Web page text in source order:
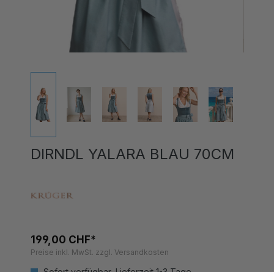
DIRNDL YALARA BLAU 70CM
Preise inkl. MwSt. zzgl. Versandkosten
Sofort verfügbar, Lieferzeit 1-3 Tage